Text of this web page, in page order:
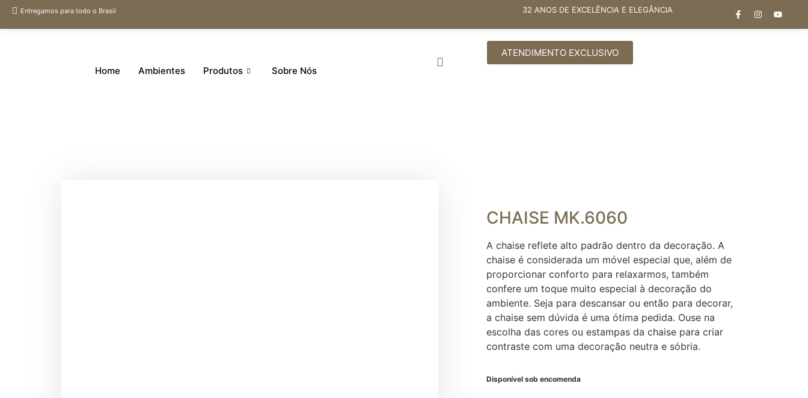
Entregamos para todo o Brasil 32 ANOS DE EXCELÊNCIA E ELEGÂNCIA
Home Ambientes Produtos Sobre Nós
ATENDIMENTO EXCLUSIVO
CHAISE MK.6060
A chaise reflete alto padrão dentro da decoração. A
chaise é considerada um móvel especial que, além de
proporcionar conforto para relaxarmos, também
confere um toque muito especial à decoração do
ambiente. Seja para descansar ou então para decorar,
a chaise sem dúvida é uma ótima pedida. Ouse na
escolha das cores ou estampas da chaise para criar
contraste com uma decoração neutra e sóbria.
Disponível sob encomenda